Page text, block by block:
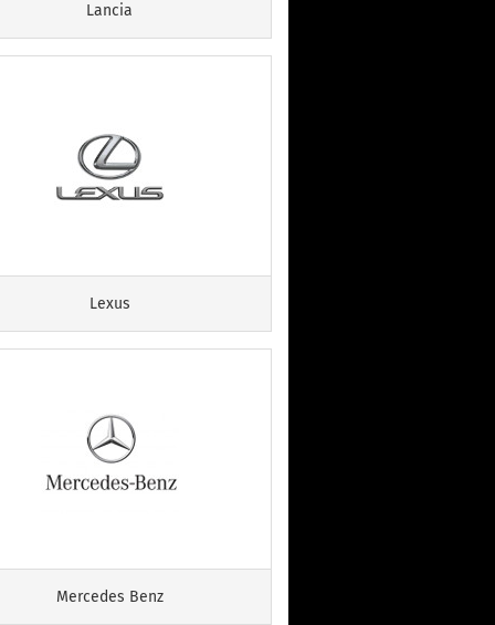
Lancia
Lexus
Mercedes Benz